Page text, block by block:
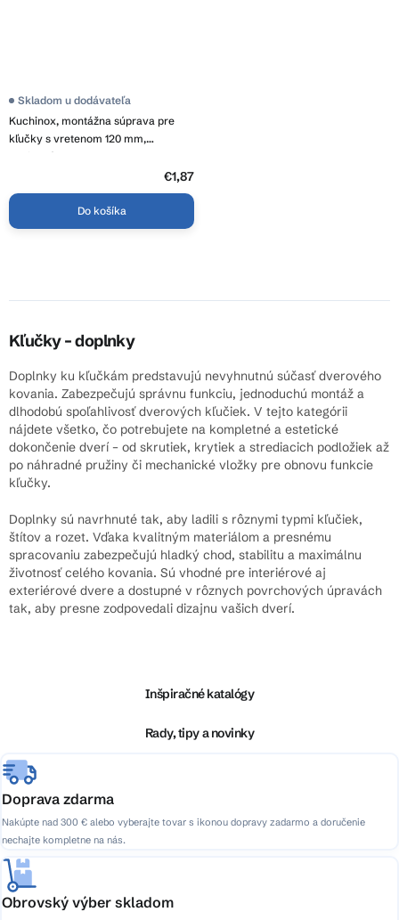
Kuchinox, montážna súprava pre
kľučky s vretenom 120 mm,
platinová, LAV-LZM_420A
Skladom u dodávateľa
€1,87
Do košíka
l
d
c
i
e
p
r
v
y
v
ý
p
i
s
Kľučky – doplnky
Doplnky ku kľučkám predstavujú nevyhnutnú súčasť dverového
kovania. Zabezpečujú správnu funkciu, jednoduchú montáž a
dlhodobú spoľahlivosť dverových kľučiek. V tejto kategórii
nájdete všetko, čo potrebujete na kompletné a estetické
dokončenie dverí – od skrutiek, krytiek a strediacich podložiek až
po náhradné pružiny či mechanické vložky pre obnovu funkcie
kľučky.
Doplnky sú navrhnuté tak, aby ladili s rôznymi typmi kľučiek,
štítov a rozet. Vďaka kvalitným materiálom a presnému
spracovaniu zabezpečujú hladký chod, stabilitu a maximálnu
životnosť celého kovania. Sú vhodné pre interiérové aj
exteriérové dvere a dostupné v rôznych povrchových úpravách
tak, aby presne zodpovedali dizajnu vašich dverí.
e
Inšpiračné katalógy
Rady, tipy a novinky
Doprava zdarma
Nakúpte nad 300 € alebo vyberajte tovar s ikonou dopravy zadarmo a doručenie
nechajte kompletne na nás.
Obrovský výber skladom